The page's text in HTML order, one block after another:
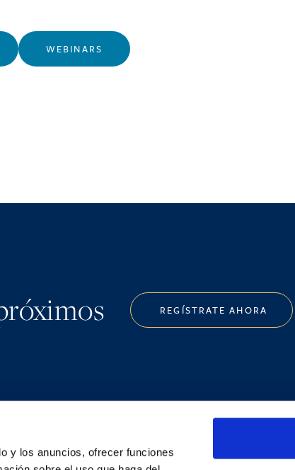
y los anuncios, ofrecer funciones
WEBINARS
REGÍSTRATE AHORA
LinkedIn